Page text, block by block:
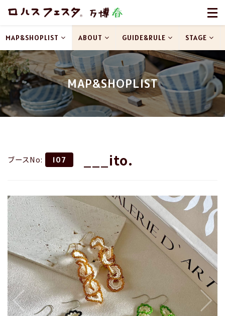
MAP&SHOPLIST
MAP&SHOPLIST ABOUT GUIDE&RULE STAGE
ブースNo: 107 ___ito.